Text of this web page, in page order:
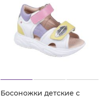
Босоножки детские с